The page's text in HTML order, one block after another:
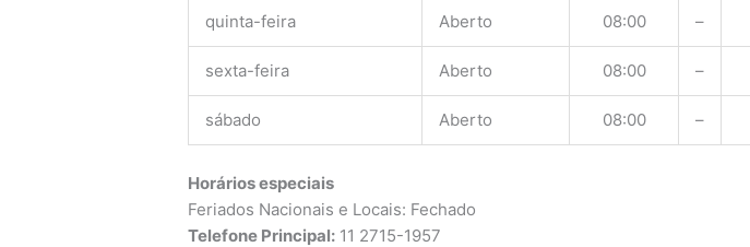
quinta-feira Aberto 08:00 –
sexta-feira Aberto 08:00 –
sábado Aberto 08:00 –
Horários especiais
Feriados Nacionais e Locais: Fechado
Telefone Principal: 11 2715-1957